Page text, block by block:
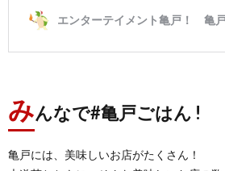
みんなで#亀戸ごはん !
亀戸には、美味しいお店がたくさん！